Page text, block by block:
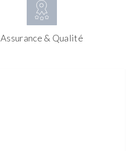
Assurance & Qualité